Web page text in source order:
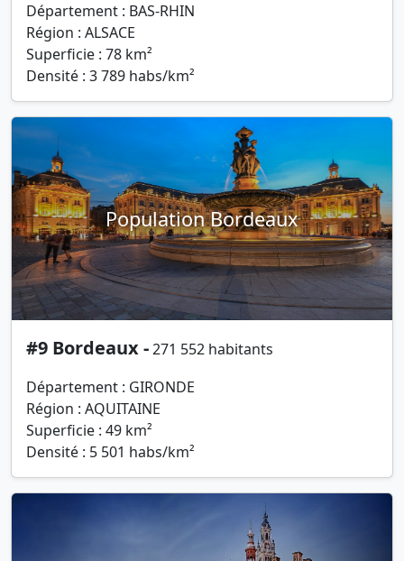
Département : BAS-RHIN
Région : ALSACE
Superficie : 78 km²
Densité : 3 789 habs/km²
Population Bordeaux
#9 Bordeaux -271 552 habitants
Département : GIRONDE
Région : AQUITAINE
Superficie : 49 km²
Densité : 5 501 habs/km²